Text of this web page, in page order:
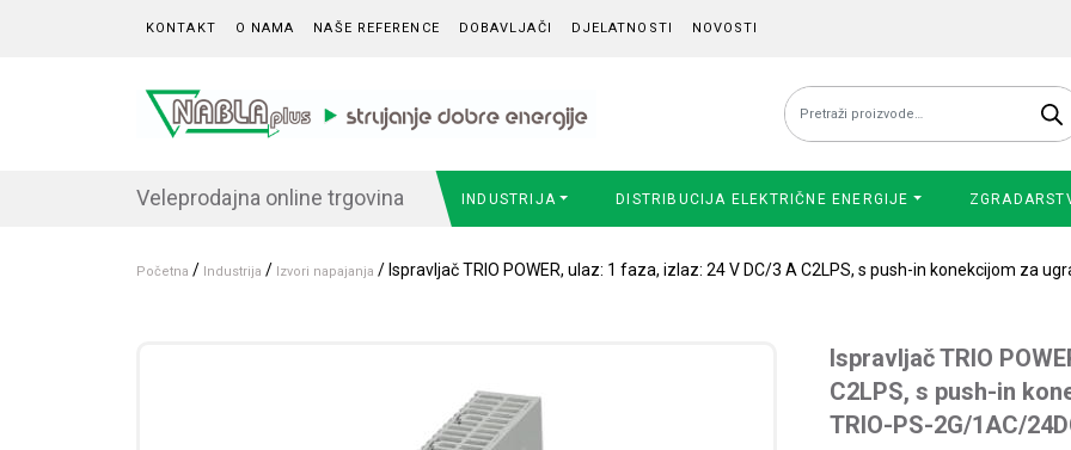
KONTAKT O NAMA NAŠE REFERENCE DOBAVLJAČI DJELATNOSTI NOVOSTI
Pretraži:
Veleprodajna online trgovina INDUSTRIJA DISTRIBUCIJA ELEKTRIČNE ENERGIJE
Početna / Industrija / Izvori napajanja / Ispravljač TRIO POWER, ulaz: 1 faza, izlaz: 24 V DC/3 A C2LPS, s push-in konekcijom za
Ispravljač TRIO
C2LPS, s push-in
TRIO-PS-2G/1AC/